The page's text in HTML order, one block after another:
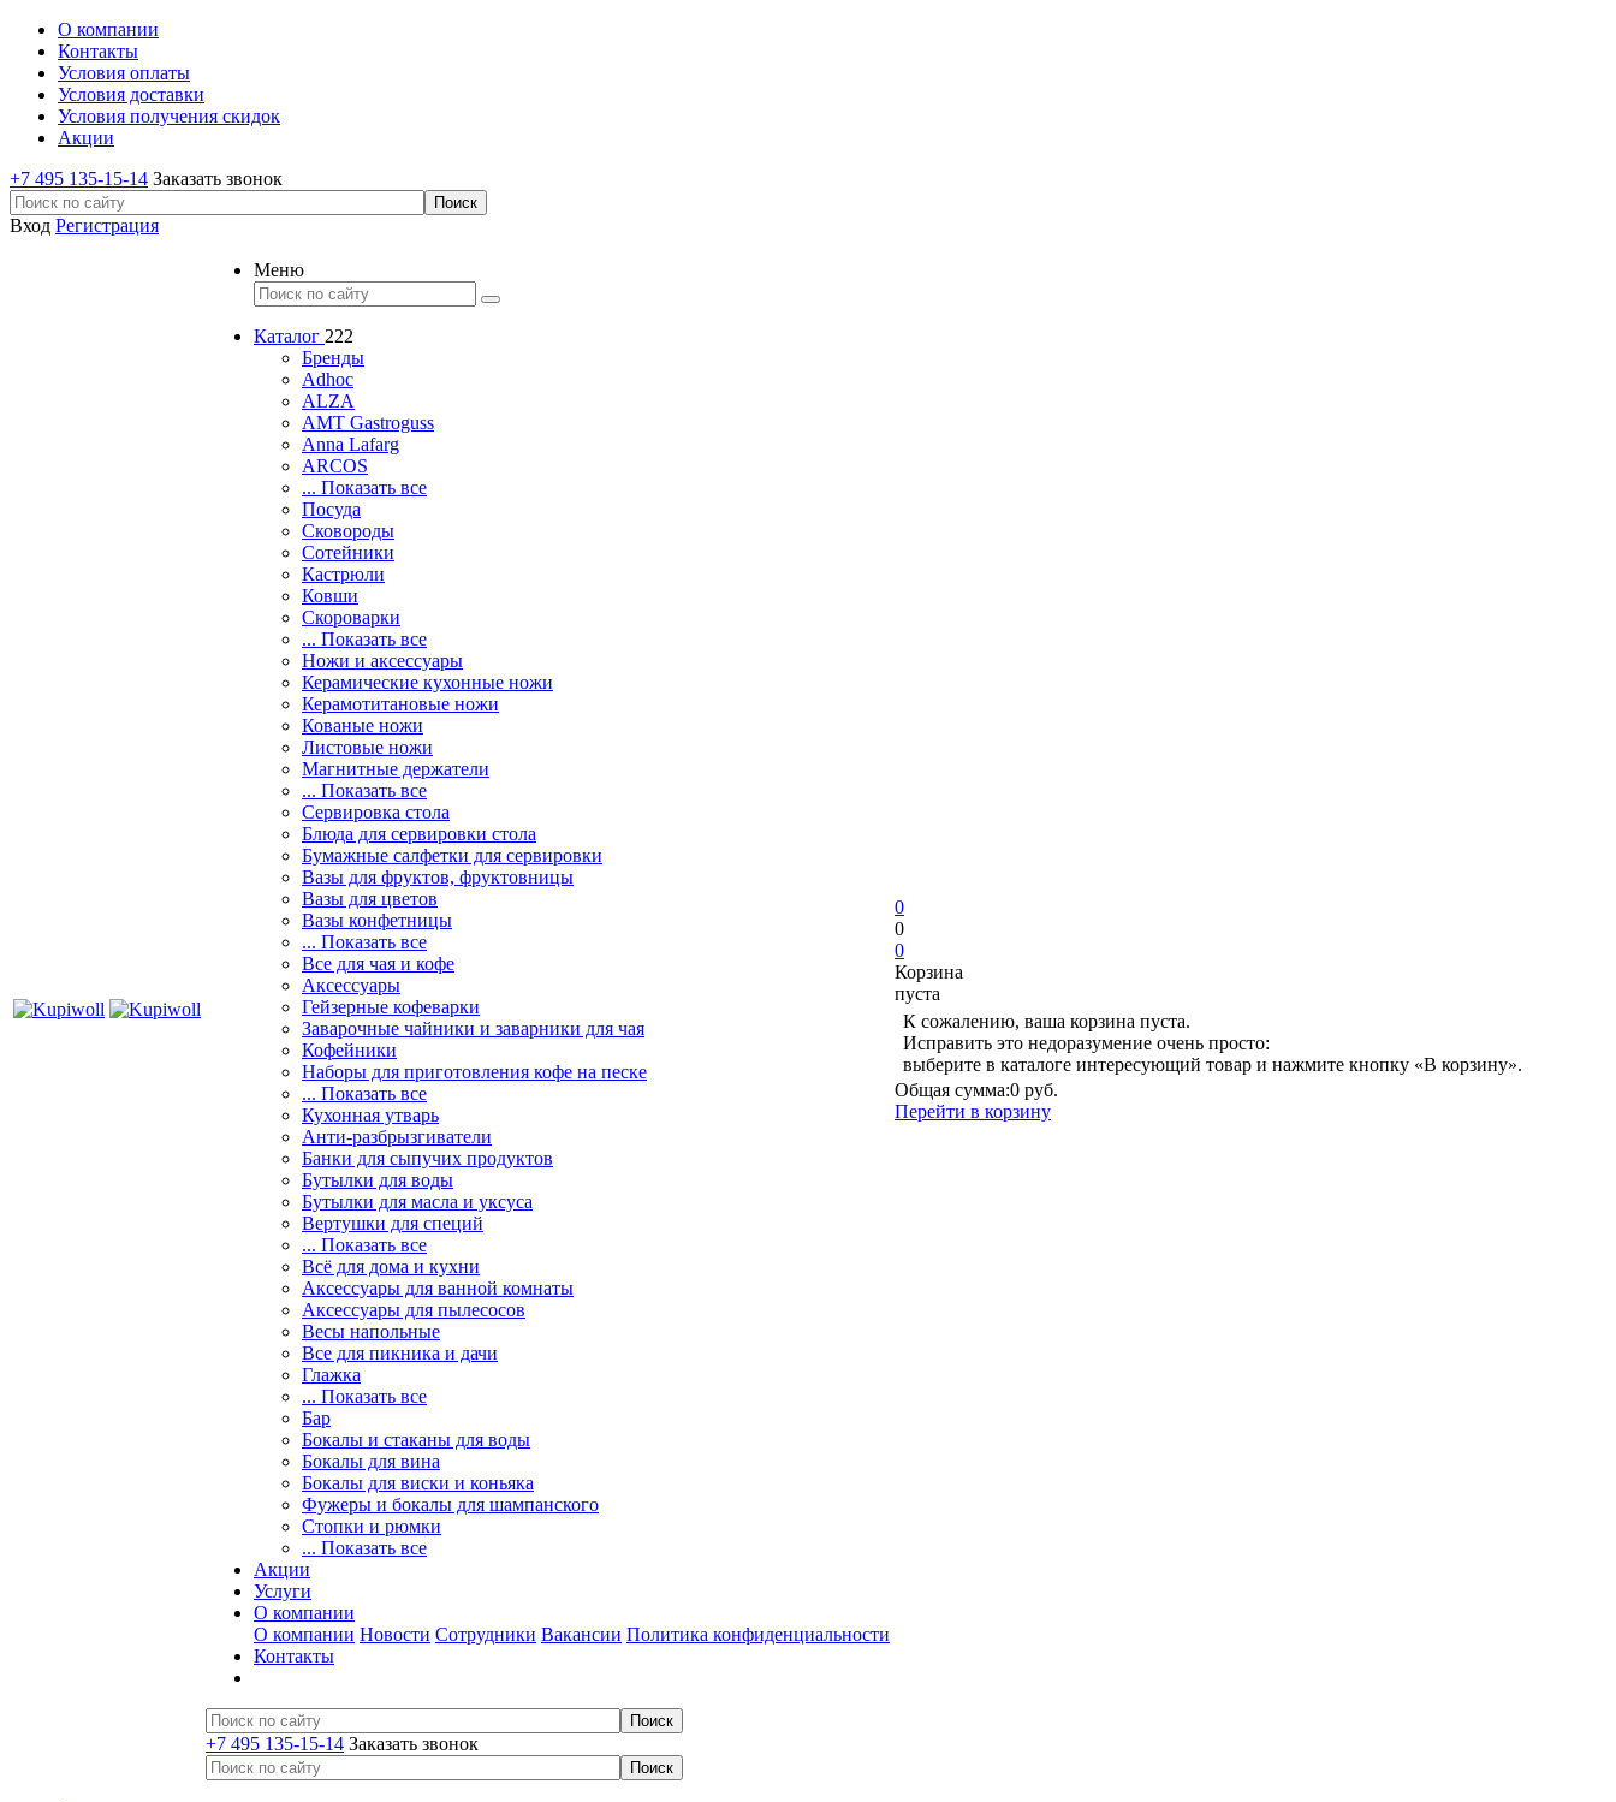
О компании
Контакты
Условия оплаты
Условия доставки
Условия получения скидок
Акции
+7 495 135-15-14 Заказать звонок
Вход Регистрация
Меню
Каталог 222
Бренды
Adhoc
ALZA
AMT Gastroguss
Anna Lafarg
ARCOS
... Показать все
Посуда
Сковороды
Сотейники
Кастрюли
Ковши
Скороварки
... Показать все
Ножи и аксессуары
Керамические кухонные ножи
Керамотитановые ножи
Кованые ножи
Листовые ножи
Магнитные держатели
... Показать все
Сервировка стола
Блюда для сервировки стола
Бумажные салфетки для сервировки
Вазы для фруктов, фруктовницы
Вазы для цветов
Вазы конфетницы
... Показать все
Все для чая и кофе
Аксессуары
Гейзерные кофеварки
Заварочные чайники и заварники для чая
Кофейники
Наборы для приготовления кофе на песке
... Показать все
Кухонная утварь
Анти-разбрызгиватели
Банки для сыпучих продуктов
Бутылки для воды
Бутылки для масла и уксуса
Вертушки для специй
... Показать все
Всё для дома и кухни
Аксессуары для ванной комнаты
Аксессуары для пылесосов
Весы напольные
Все для пикника и дачи
Глажка
... Показать все
Бар
Бокалы и стаканы для воды
Бокалы для вина
Бокалы для виски и коньяка
Фужеры и бокалы для шампанского
Стопки и рюмки
... Показать все
Акции
Услуги
О компании
О компании Новости Сотрудники Вакансии Политика конфиденциальности
Контакты
+7 495 135-15-14 Заказать звонок
0
0
0
Корзина
пуста
К сожалению, ваша корзина пуста.
Исправить это недоразумение очень просто:
выберите в каталоге интересующий товар и нажмите кнопку «В корзину».
Общая сумма:0 руб.
Перейти в корзину